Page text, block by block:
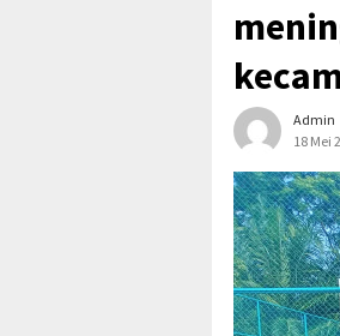
Admin
18 Mei